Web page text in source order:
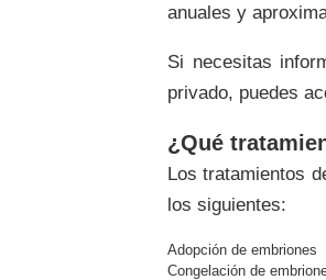
anuales y
Si necesitas
privado, puedes
¿Qué
Los tratamientos
los siguientes:
Adopción de embriones
Congelación de